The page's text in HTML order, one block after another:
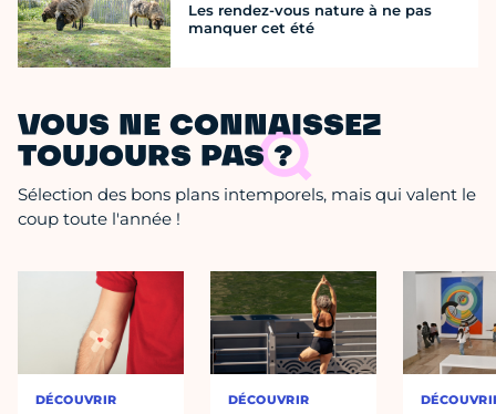
Les rendez-vous nature à ne pas
manquer cet été
VOUS NE CONNAISSEZ
TOUJOURS PAS ?
Sélection des bons plans intemporels, mais qui valent le
coup toute l'année !
DÉCOUVRIR DÉCOUVRIR